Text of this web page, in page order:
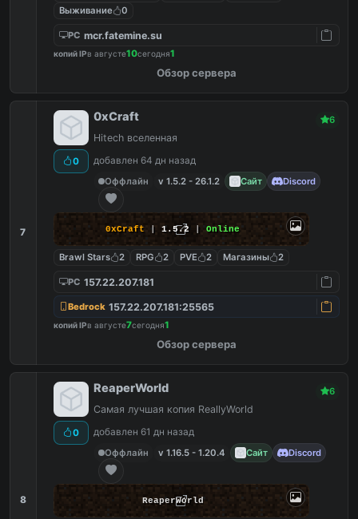
Выживание
0
PC mcr.fatemine.su
копий IPв августе10сегодня1
Обзор сервера
7
0
0xCraft 6
Hitech вселенная
добавлен 64 дн назад
Оффлайн
v 1.5.2 - 26.1.2 Сайт Discord
0xCraft | 1.5.2 | Online
Brawl Stars 2 RPG 2 PVE 2 Магазины 2
PC 157.22.207.181
Bedrock 157.22.207.181:25565
копий IPв августе7сегодня1
Обзор сервера
8
0
ReaperWorld 6
Самая лучшая копия ReallyWorld
добавлен 61 дн назад
Оффлайн
v 1.16.5 - 1.20.4 Сайт Discord
ReaperWorld